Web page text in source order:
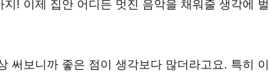
! 이제 집안 어디든 멋진 음악을 채워줄 생각에 벌
써보니까 좋은 점이 생각보다 많더라고요. 특히 이